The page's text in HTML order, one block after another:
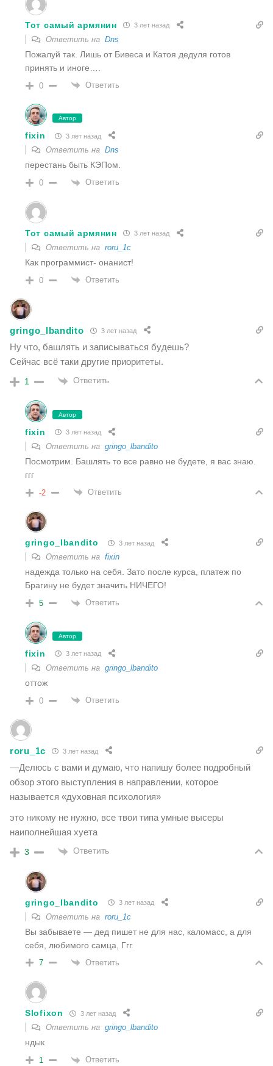
Тот самый армянин 3 лет назад
Ответить на Dns
Пожалуй так. Лишь от Бивеса и Катоя дедуля готов
принять и иноге….
0 Ответить
Автор
fixin 3 лет назад
Ответить на Dns
перестань быть КЭПом.
0 Ответить
Тот самый армянин 3 лет назад
Ответить на roru_1c
Как программист- онанист!
0 Ответить
gringo_lbandito 3 лет назад
Ну что, башлять и записываться будешь?
Сейчас всё таки другие приоритеты.
1 Ответить
Автор
fixin 3 лет назад
Ответить на gringo_lbandito
Посмотрим. Башлять то все равно не будете, я вас знаю.
ггг
-2 Ответить
gringo_lbandito 3 лет назад
Ответить на fixin
надежда только на себя. Зато после курса, платеж по
Брагину не будет значить НИЧЕГО!
5 Ответить
Автор
fixin 3 лет назад
Ответить на gringo_lbandito
оттож
0 Ответить
roru_1c 3 лет назад
—Делюсь с вами и думаю, что напишу более подробный
обзор этого выступления в направлении, которое
называется «духовная психология»
это никому не нужно, все твои типа умные высеры
наиполнейшая хуета
3 Ответить
gringo_lbandito 3 лет назад
Ответить на roru_1c
Вы забываете — дед пишет не для нас, каломасс, а для
себя, любимого самца, Ггг.
7 Ответить
Slofixon 3 лет назад
Ответить на gringo_lbandito
ндык
1 Ответить